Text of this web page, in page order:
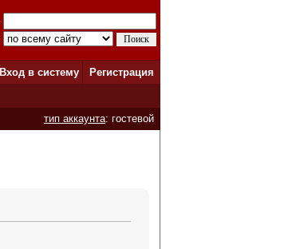
Вход в систему
Регистрация
тип аккаунта: гостевой